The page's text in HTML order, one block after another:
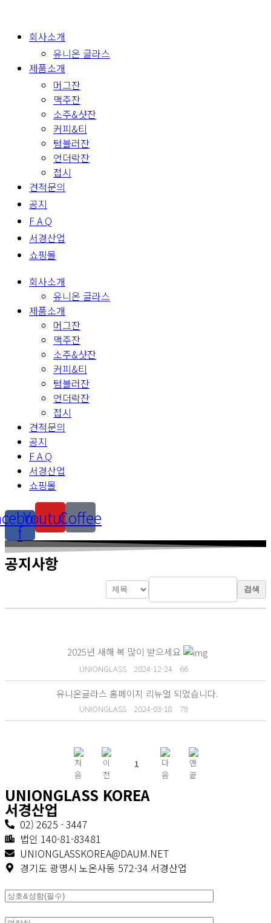
회사소개
유니온 글라스
제품소개
머그잔
맥주잔
소주&샷잔
커피&티
텀블러잔
언더락잔
접시
견적문의
공지
F A Q
서경산업
쇼핑몰
회사소개
유니온 글라스
제품소개
머그잔
맥주잔
소주&샷잔
커피&티
텀블러잔
언더락잔
접시
견적문의
공지
F A Q
서경산업
쇼핑몰
f
YoutubeCoffee
공지사항
검색
2025년 새해 복 많이 받으세요
UNIONGLASS 2024-12-24 66
유니온글라스 홈페이지 리뉴얼 되었습니다.
UNIONGLASS 2024-03-18 79
1
UNIONGLASS KOREA
서경산업
02) 2625 - 3447
법인 140-81-83481
UNIONGLASSKOREA@DAUM.NET
경기도 광명시 노온사동 572-34 서경산업